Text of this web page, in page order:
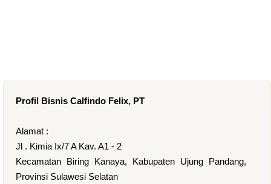
Profil Bisnis Calfindo Felix, PT
Alamat :
Jl . Kimia Ix/7 A Kav. A1 - 2
Kecamatan Biring Kanaya, Kabupaten Ujung Pandang,
Provinsi Sulawesi Selatan